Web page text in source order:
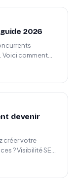
2026
Voici comment
devenir
créer votre
? Visibilité SEO